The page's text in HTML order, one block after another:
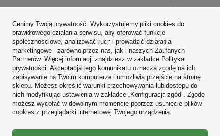
Konto
Regulaminy
Zobacz również
W sklepie prezentujemy ceny brutto (z VAT).
Cenimy Twoją prywatność. Wykorzystujemy pliki cookies do
prawidłowego działania serwisu, aby oferować funkcje
społecznościowe, analizować ruch i prowadzić działania
marketingowe - zarówno przez nas, jak i naszych Zaufanych
Partnerów. Więcej informacji znajdziesz w zakładce Polityka
prywatności. Akceptacja tego komunikatu oznacza zgodę na ich
zapisywanie na Twoim komputerze i umożliwia przejście na stronę
sklepu. Możesz określić warunki przechowywania lub dostępu do
nich modyfikując ustawienia w zakładce „Konfiguracja zgód”. Zgodę
możesz wycofać w dowolnym momencie poprzez usunięcie plików
cookies z przeglądarki internetowej Twojego urządzenia.